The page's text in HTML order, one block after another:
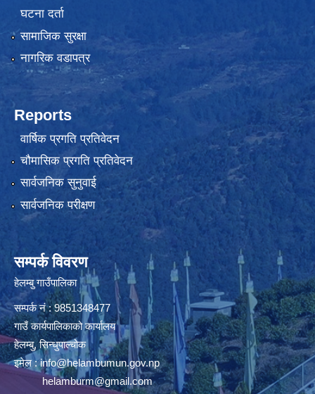
घटना दर्ता
सामाजिक सुरक्षा
नागरिक वडापत्र
Reports
वार्षिक प्रगति प्रतिवेदन
चौमासिक प्रगति प्रतिवेदन
सार्वजनिक सुनुवाई
सार्वजनिक परीक्षण
सम्पर्क विवरण
हेलम्बु गाउँपालिका
सम्पर्क नं : 9851348477
गाउँ कार्यपालिकाको कार्यालय
हेलम्बु, सिन्धुपाल्चोक
इमेल :info@helambumun.gov.np
helamburm@gmail.com